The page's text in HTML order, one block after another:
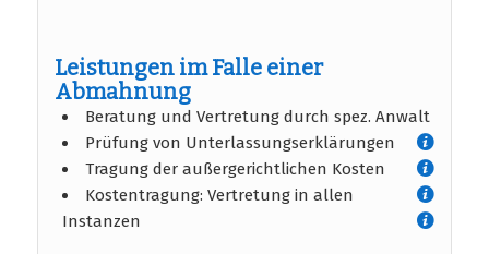
Leistungen im Falle einer
Abmahnung
Beratung und Vertretung durch spez. Anwalt
Prüfung von Unterlassungserklärungen
Tragung der außergerichtlichen Kosten
Kostentragung: Vertretung in allen
Instanzen